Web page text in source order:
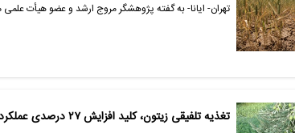
تهران- ایانا- به گفته پژوهشگر مروج ارشد و عضو هیأت
تغذیه تلفیقی زیتون، کلید افزایش ۲۷ درصدی عملکرد باغ‌های قزوین